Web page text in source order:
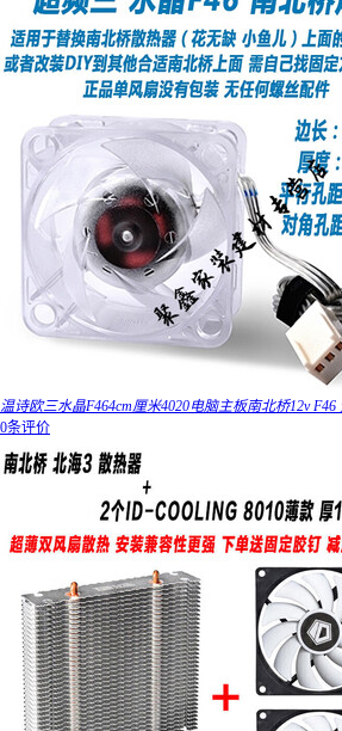
温诗欧三水晶F464cm厘米4020电脑主板南北桥12v
0条评价